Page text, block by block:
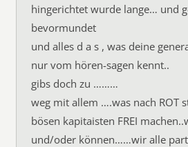
hingerichtet wurde lange… und
bevormundet
und alles d a s , was deine
nur vom hören-sagen kennt..
gibs doch zu ………
weg mit allem ….was nach ROT
bösen kapitaisten FREI
und/oder können……wir alle